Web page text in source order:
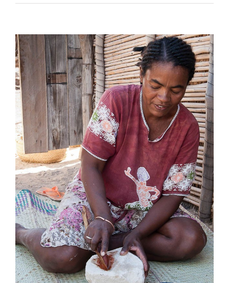
View
Larger
Image